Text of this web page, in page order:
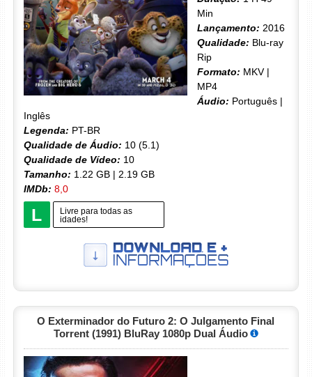
Min
Lançamento: 2016
Qualidade: Blu-ray
Rip
Formato: MKV |
MP4
Áudio: Português |
Inglês
Legenda: PT-BR
Qualidade de Áudio: 10 (5.1)
Qualidade de Vídeo: 10
Tamanho: 1.22 GB | 2.19 GB
IMDb: 8,0
L
Livre para todas as
idades!
O Exterminador do Futuro 2: O Julgamento Final
Torrent (1991) BluRay 1080p Dual Áudio